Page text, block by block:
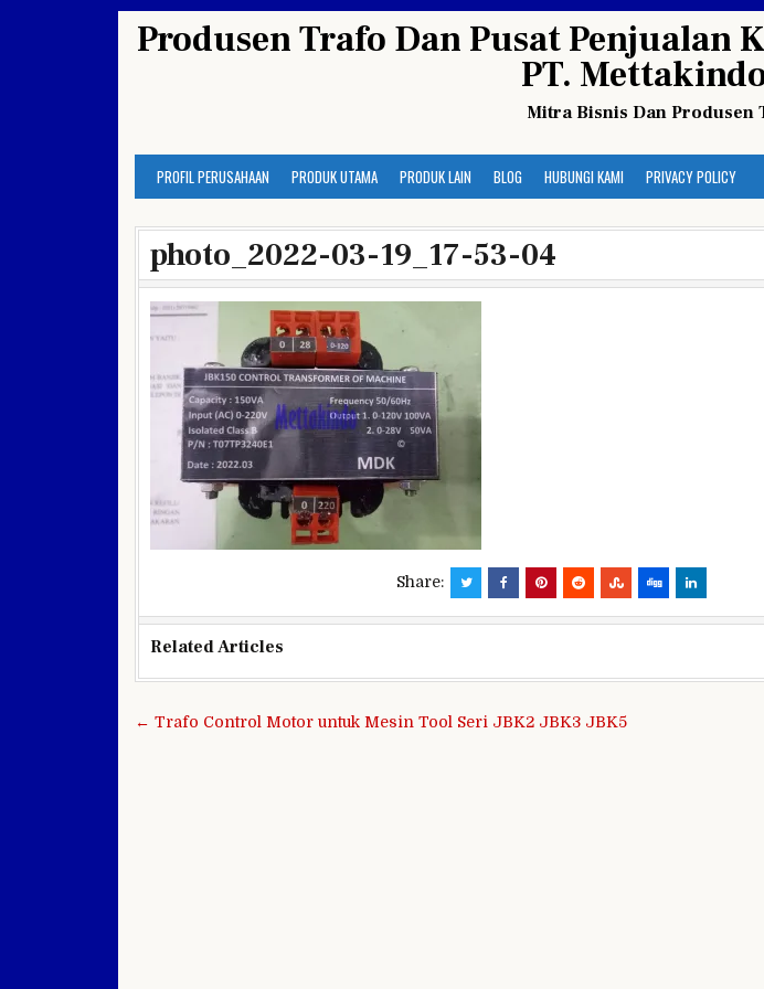
Produsen Trafo Dan Pusat Penjualan
PT.
Mitra Bisnis Dan Produsen
PROFIL PERUSAHAAN PRODUK UTAMA PRODUK LAIN BLOG HUBUNGI KAMI PRIVACY POLICY
photo_2022-03-19_17-53-04
Share:
Related Articles
Navigasi
← Trafo Control Motor untuk Mesin Tool Seri JBK2 JBK3 JBK5